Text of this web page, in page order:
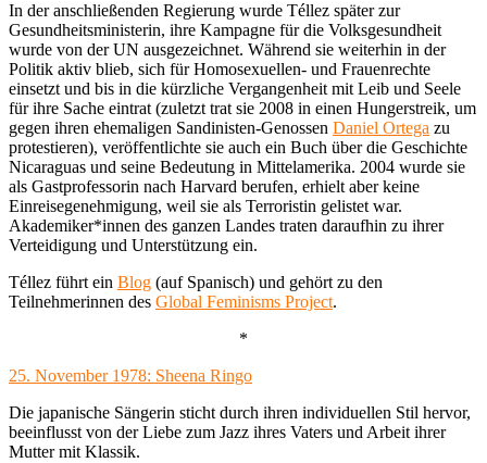
In der anschließenden Regierung wurde Téllez später zur
Gesundheitsministerin, ihre Kampagne für die Volksgesundheit
wurde von der UN ausgezeichnet. Während sie weiterhin in der
Politik aktiv blieb, sich für Homosexuellen- und Frauenrechte
einsetzt und bis in die kürzliche Vergangenheit mit Leib und Seele
für ihre Sache eintrat (zuletzt trat sie 2008 in einen Hungerstreik, um
gegen ihren ehemaligen Sandinisten-Genossen Daniel Ortega zu
protestieren), veröffentlichte sie auch ein Buch über die Geschichte
Nicaraguas und seine Bedeutung in Mittelamerika. 2004 wurde sie
als Gastprofessorin nach Harvard berufen, erhielt aber keine
Einreisegenehmigung, weil sie als Terroristin gelistet war.
Akademiker*innen des ganzen Landes traten daraufhin zu ihrer
Verteidigung und Unterstützung ein.
Téllez führt ein Blog (auf Spanisch) und gehört zu den
Teilnehmerinnen des Global Feminisms Project.
*
25. November 1978: Sheena Ringo
Die japanische Sängerin sticht durch ihren individuellen Stil hervor,
beeinflusst von der Liebe zum Jazz ihres Vaters und Arbeit ihrer
Mutter mit Klassik.